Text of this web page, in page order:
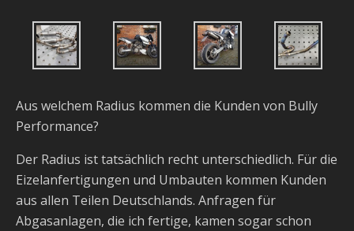
Aus welchem Radius kommen die Kunden von Bully
Performance?
Der Radius ist tatsächlich recht unterschiedlich. Für die
Eizelanfertigungen und Umbauten kommen Kunden
aus allen Teilen Deutschlands. Anfragen für
Abgasanlagen, die ich fertige, kamen sogar schon